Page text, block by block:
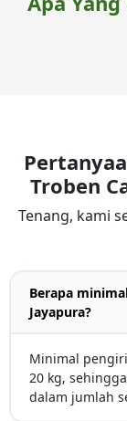
Troben
Tenang, kami
Berapa
Jayapura?
Minimal
20 kg,
dalam jumlah